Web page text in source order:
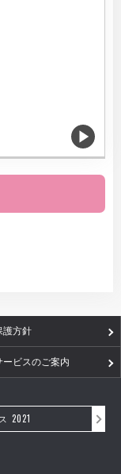
護方針
ービスのご案内
2021